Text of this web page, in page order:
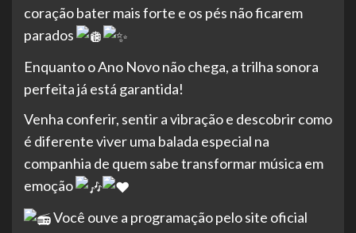
coração bater mais forte e os pés não ficarem
parados
Enquanto o Ano Novo não chega, a trilha sonora
perfeita já está garantida!
Venha conferir, sentir a vibração e descobrir como
é diferente viver uma balada especial na
companhia de quem sabe transformar música em
emoção
Você ouve a programação pelo site oficial